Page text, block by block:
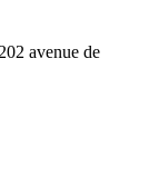
202 avenue de